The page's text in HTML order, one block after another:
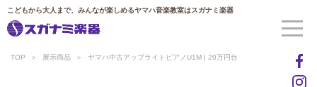
こどもから大人まで、みんなが楽しめるヤマハ音楽教室はスガナミ楽器
TOP 展示商品 ヤマハ中古アップライトピアノU1M | 20万円台